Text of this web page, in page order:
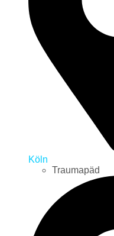
Köln
Traumapäd